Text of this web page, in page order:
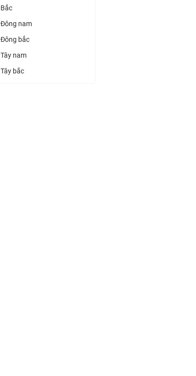
Bắc
Đông nam
Đông bắc
Tây nam
Tây bắc